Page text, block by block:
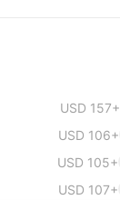
USD 157+
USD 106+
USD 105+
USD 107+